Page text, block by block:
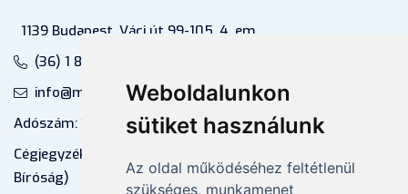
Weboldalunkon
sütiket használunk
Az oldal működéséhez feltétlenül
szükséges, munkamenet
1139 Budapest, Váci út 99-105. 4. em.
(36) 1 880 76 00
info@mprx.hu
Adószám: 13598145-2-41
Cégjegyzékszám: 01-09-883770 (Fővárosi
Bíróság)